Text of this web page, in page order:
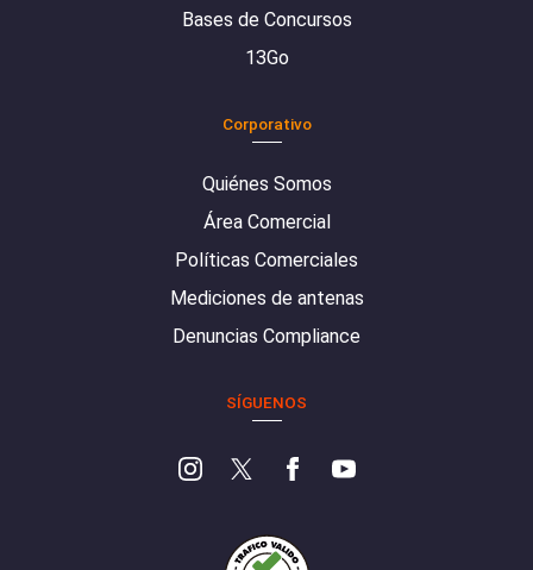
Bases de Concursos
13Go
Corporativo
Quiénes Somos
Área Comercial
Políticas Comerciales
Mediciones de antenas
Denuncias Compliance
SÍGUENOS